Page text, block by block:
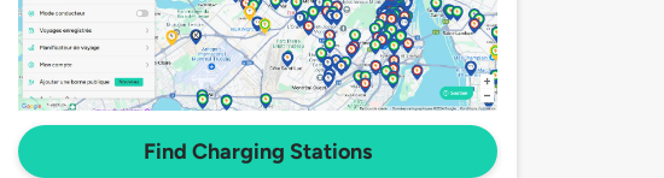
Find Charging Stations